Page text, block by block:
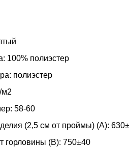
100% полиэстер
полиэстер
м2
58-60
(2,5 см от проймы) (A):
горловины (B): 750±40